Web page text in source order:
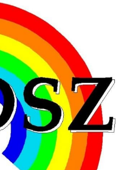
pour les politiques
Peter Magyar et son parti
remporté une large victoire,
Viktor Orban,…